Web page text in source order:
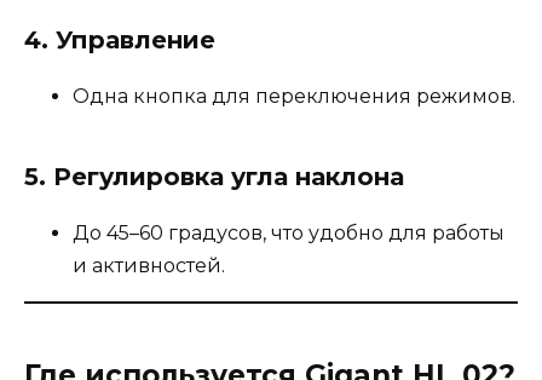
4. Управление
Одна кнопка для переключения режимов.
5. Регулировка угла наклона
До 45–60 градусов, что удобно для работы
и активностей.